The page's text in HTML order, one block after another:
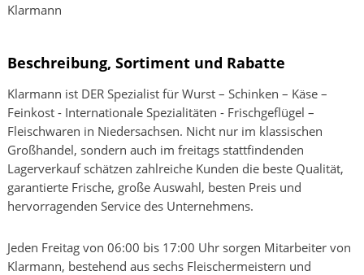
Klarmann
Beschreibung, Sortiment und Rabatte
Klarmann ist DER Spezialist für Wurst – Schinken – Käse –
Feinkost - Internationale Spezialitäten - Frischgeflügel –
Fleischwaren in Niedersachsen. Nicht nur im klassischen
Großhandel, sondern auch im freitags stattfindenden
Lagerverkauf schätzen zahlreiche Kunden die beste Qualität,
garantierte Frische, große Auswahl, besten Preis und
hervorragenden Service des Unternehmens.
Jeden Freitag von 06:00 bis 17:00 Uhr sorgen Mitarbeiter von
Klarmann, bestehend aus sechs Fleischermeistern und